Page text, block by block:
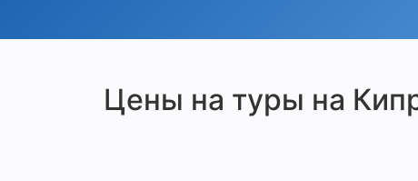
Цены на туры на